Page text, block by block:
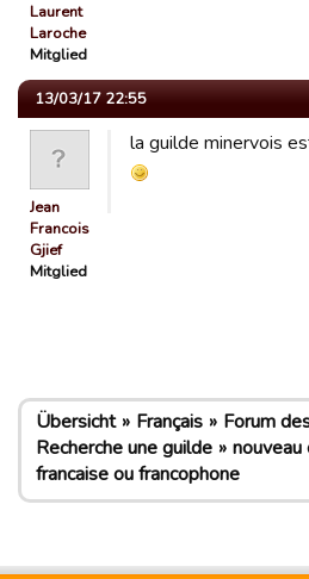
Laurent
Laroche
Mitglied
13/03/17 22:55
Jean
Francois
Gjief
Mitglied
la guilde minervois
Übersicht Français
Forum
Recherche une guilde
nouveau
francaise ou francophone